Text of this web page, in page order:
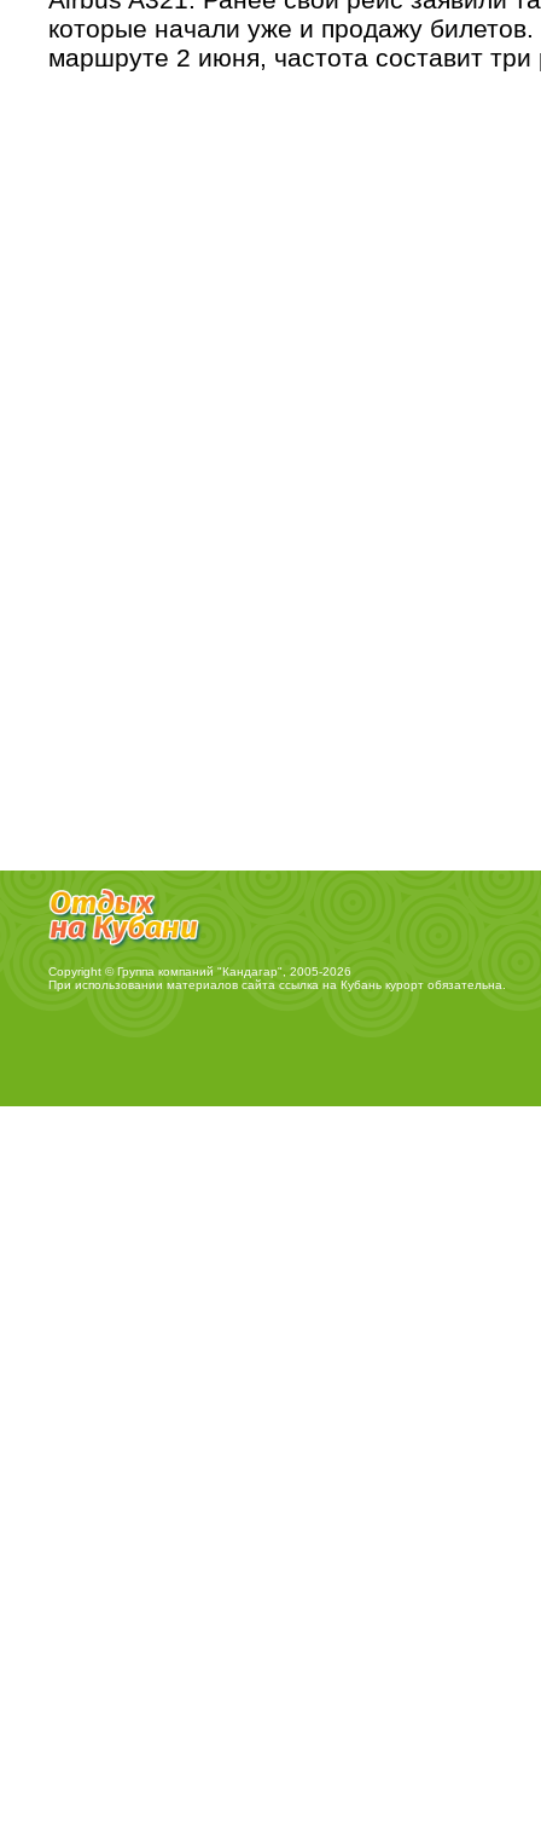
которые начали уже и продажу
маршруте 2 июня, частота составит
Copyright © Группа компаний "Кандагар", 2005-2026
При использовании материалов сайта ссылка на Кубань курортобязательна.